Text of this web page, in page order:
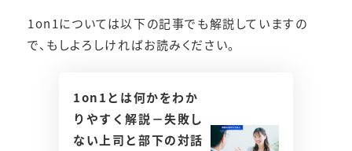
1on1については以下の記事でも解説していますの
で、もしよろしければお読みください。
1on1とは何かをわか
りやすく解説－失敗し
ない上司と部下の対話